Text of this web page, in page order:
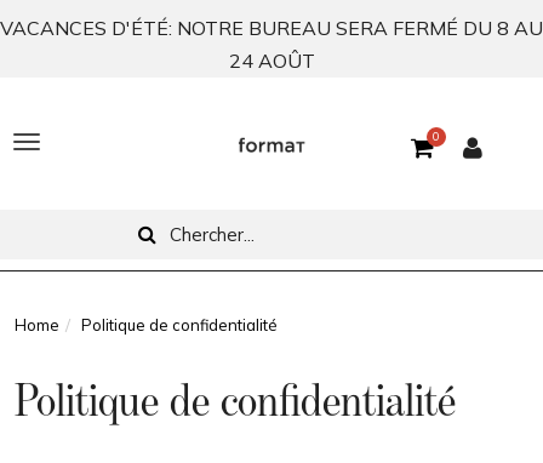
VACANCES D'ÉTÉ: NOTRE BUREAU SERA FERMÉ DU 8 AU
24 AOÛT
T
g
l
n
0
Home Politique de confidentialité
Politique de confidentialité